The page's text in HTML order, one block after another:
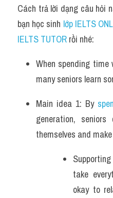
Cách trả lời dạng câu hỏi
bạn học sinh lớp IELTS
IELTS TUTOR rồi nhé:
When spending time
many seniors learn
Main idea 1: By
generation,
themselves and
take
okay to